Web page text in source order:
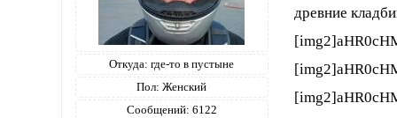
Откуда: где-то в пустыне
Пол: Женский
Сообщений: 6122
древние